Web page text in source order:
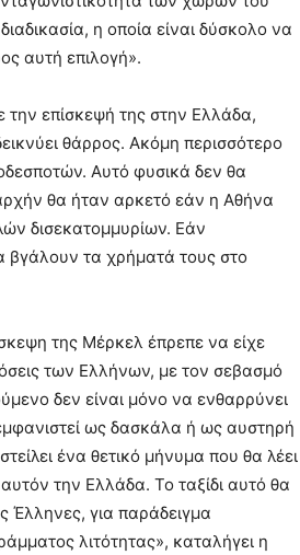
η οποία είναι δύσκολο να
αυτή επιλογή».
επίσκεψή της στην Ελλάδα,
θάρρος. Ακόμη περισσότερο
Αυτό φυσικά δεν θα
θα ήταν αρκετό εάν η Αθήνα
δισεκατομμυρίων. Εάν
βγάλουν τα χρήματά τους στο
της Μέρκελ έπρεπε να είχε
των Ελλήνων, με τον σεβασμό
δεν είναι μόνο να ενθαρρύνει
ως δασκάλα ή ως αυστηρή
ένα θετικό μήνυμα που θα λέει
την Ελλάδα. Το ταξίδι αυτό θα
Έλληνες, για παράδειγμα
λιτότητας», καταλήγει η